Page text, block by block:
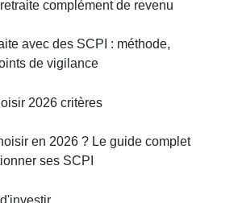
avec des SCPI : méthode,
de vigilance
en 2026 ? Le guide complet
ses SCPI